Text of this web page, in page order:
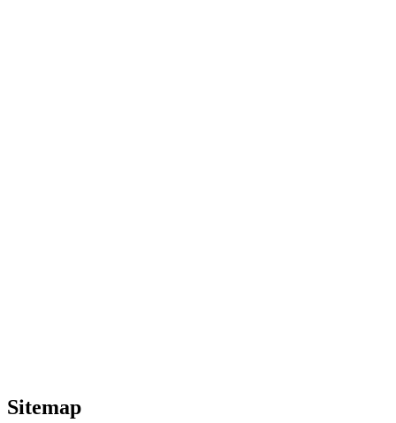
Sitemap